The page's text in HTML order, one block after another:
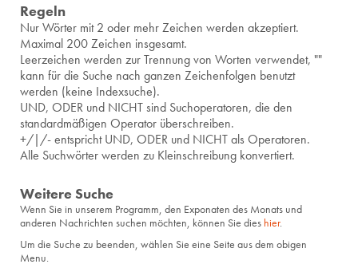
Regeln
Nur Wörter mit 2 oder mehr Zeichen werden akzeptiert.
Maximal 200 Zeichen insgesamt.
Leerzeichen werden zur Trennung von Worten verwendet, ""
kann für die Suche nach ganzen Zeichenfolgen benutzt
werden (keine Indexsuche).
UND, ODER und NICHT sind Suchoperatoren, die den
standardmäßigen Operator überschreiben.
+/|/- entspricht UND, ODER und NICHT als Operatoren.
Alle Suchwörter werden zu Kleinschreibung konvertiert.
Weitere Suche
Wenn Sie in unserem Programm, den Exponaten des Monats und
anderen Nachrichten suchen möchten, können Sie dies hier.
Um die Suche zu beenden, wählen Sie eine Seite aus dem obigen
Menu.